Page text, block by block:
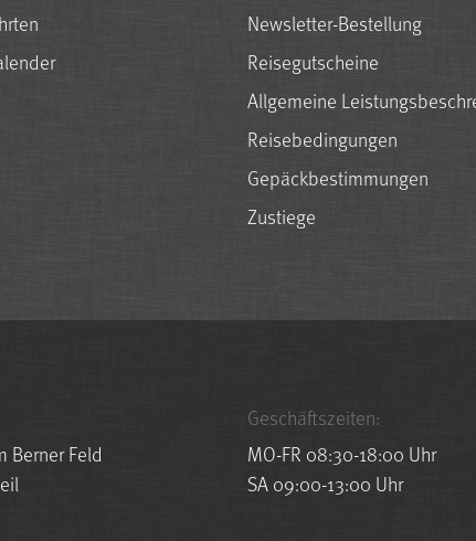
Newsletter-Bestellung
Reisegutscheine
Allgemeine
Reisebedingungen
Gepäckbestimmungen
Zustiege
Berner Feld
Geschäftszeiten:
MO-FR 08:30-18:00 Uhr
SA 09:00-13:00 Uhr